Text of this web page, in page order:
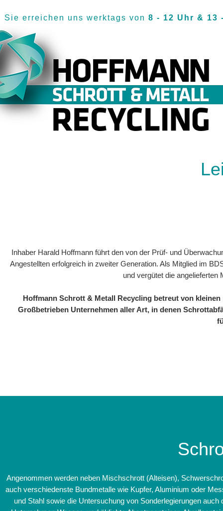
Sie erreichen uns werktags von 8 - 12 Uhr &
Inhaber Harald Hoffmann führt den von der Prüf- und
Angestellten erfolgreich in zweiter Generation. Als Mitglied im
und vergütet die angelieferten
Hoffmann Schrott & Metall Recycling betreut von
Großbetrieben Unternehmen aller Art, in denen
Angenommen werden neben Mischschrott (Alteisen),
auch verschiedenste Bundmetalle wie Kupfer, Aluminium oder
und Stahl sowie die Untersuchung von Sonderlegierungen